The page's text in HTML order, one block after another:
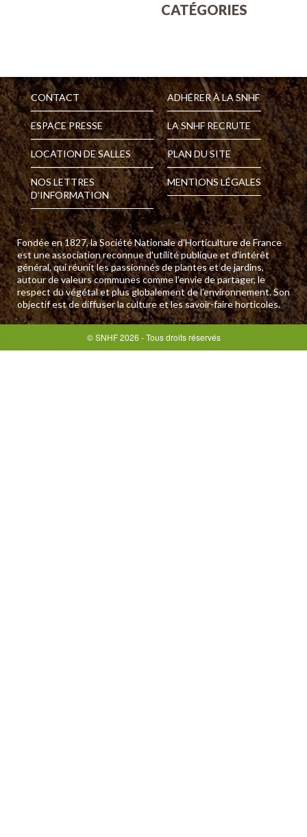
CATÉGORIES
CONTACT
ESPACE PRESSE
LOCATION DE SALLES
NOS LETTRES
D’INFORMATION
Fondée en 1827, la Société Nationale d'Horticulture de France
est une association reconnue d'utilité publique et d'intérêt
général, qui réunit les passionnés de plantes et de jardins,
autour de valeurs communes comme l'envie de partager, le
respect du végétal et plus globalement de l'environnement. Son
objectif est de diffuser la culture et les savoir-faire horticoles.
ADHÉRER À LA SNHF
LA SNHF RECRUTE
PLAN DU SITE
MENTIONS LÉGALES
© SNHF 2026 - Tous droits réservés